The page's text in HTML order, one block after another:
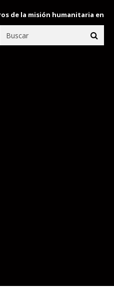
la misión humanitaria enviada a